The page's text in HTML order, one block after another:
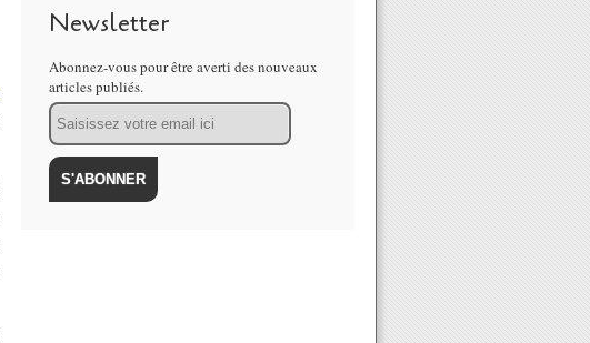
Newsletter
Abonnez-vous pour être averti des nouveaux
articles publiés.
Email